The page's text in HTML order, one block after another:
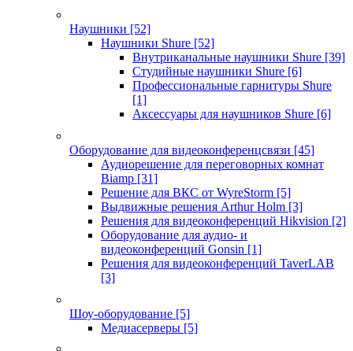
Наушники [52]
Наушники Shure [52]
Внутриканальные наушники Shure [39]
Студийные наушники Shure [6]
Профессиональные гарнитуры Shure
[1]
Аксессуары для наушников Shure [6]
Оборудование для видеоконференцсвязи [45]
Аудиорешение для переговорных комнат
Biamp [31]
Решение для ВКС от WyreStorm [5]
Выдвижные решения Arthur Holm [3]
Решения для видеоконференций Hikvision [2]
Оборудование для аудио- и
видеоконференций Gonsin [1]
Решения для видеоконференций TaverLAB
[3]
Шоу-оборудование [5]
Медиасерверы [5]